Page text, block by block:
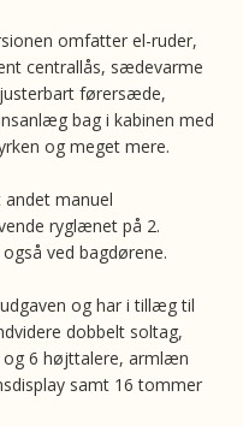
omfatter el-ruder,
centrallås, sædevarme
førersæde,
bag i kabinen med
og meget mere.
andet manuel
ryglænet på 2.
ved bagdørene.
og har i tillæg til
dobbelt soltag,
og 6 højttalere, armlæn
samt 16 tommer